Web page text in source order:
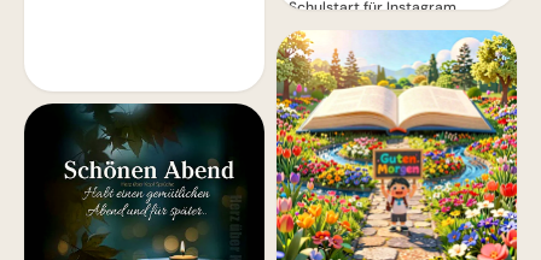
Schulstart für Instagram